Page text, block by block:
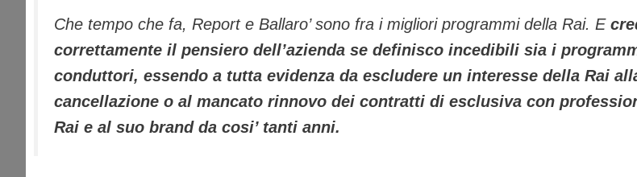
Che tempo che fa, Report e Ballaro’ sono fra i migliori programmi della Rai. E
correttamente il pensiero dell’azienda se definisco incedibili sia i
conduttori, essendo a tutta evidenza da escludere un interesse della Rai
cancellazione o al mancato rinnovo dei contratti di esclusiva con
Rai e al suo brand da cosi’ tanti anni.